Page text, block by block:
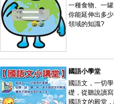
一種食物、一
你能延伸出多
領域的知識?
----------------------------------------------
國語小學堂
國語文，一切
礎，從聽說讀
國語文的殿堂